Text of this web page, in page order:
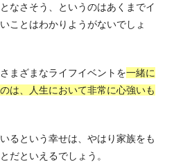
なさそう、というのはあくまでイ
ことはわかりようがないでしょ
まざまなライフイベントを一緒に
は、人生において非常に心強いも
るという幸せは、やはり家族をも
だといえるでしょう。